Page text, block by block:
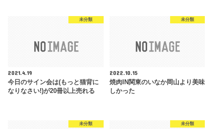
未分類
2021.4.19
今日のサイン会は(もっと猫背に
なりなさい!)が20冊以上売れる
未分類
2022.10.15
焼肉IN関東のいなか岡山より美味
しかった
未分類 未分類